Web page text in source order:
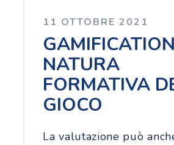
11 OTTOBRE 2021
NATURA
FORMATIVA
GIOCO
La valutazione può